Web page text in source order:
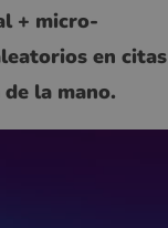
+ micro-
en citas
la mano.